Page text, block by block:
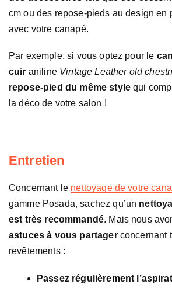
cm ou des repose-pieds au design en
avec votre canapé.
Par exemple, si vous optez pour le
cuir aniline Vintage Leather old
repose-pied du même style qui
la déco de votre salon !
Entretien
Concernant le nettoyage de votre
gamme Posada, sachez qu’un
est très recommandé. Mais nous
astuces à vous partagerconcernant
revêtements :
Passez régulièrement